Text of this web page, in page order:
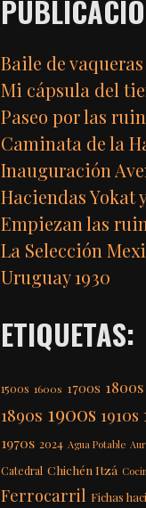
Baile de
Mi cápsula del
Paseo por las
Caminata de la
Inauguración
Haciendas Yokat
Empiezan las
La Selección
Uruguay 1930
ETIQUETAS:
1500s 1600s 1700s 1800s
1890s 1900s 1910s
1970s 2024 Agua Potable
Catedral Chichén Itzá
Ferrocarril Fichas